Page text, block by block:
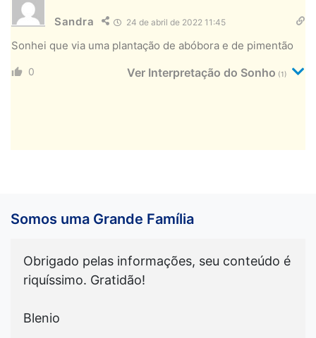
Sandra 24 de abril de 2022 11:45
Sonhei que via uma plantação de abóbora e de pimentão
0 Ver Interpretação do Sonho (1)
Somos uma Grande Família
Obrigado pelas informações, seu conteúdo é
riquíssimo. Gratidão!
Blenio